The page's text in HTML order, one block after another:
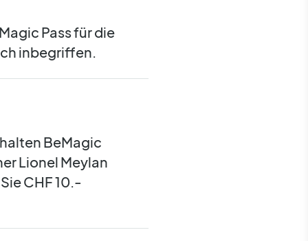
Pass für die
inbegriffen.
BeMagic
Lionel Meylan
CHF 10.-